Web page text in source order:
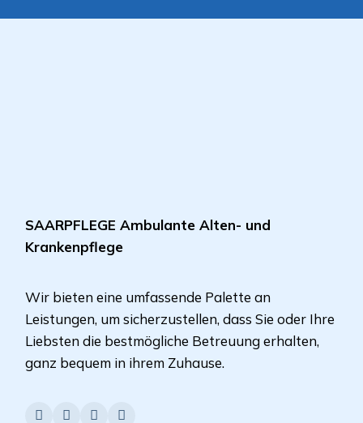
SAARPFLEGE Ambulante Alten- und
Krankenpflege
Wir bieten eine umfassende Palette an
Leistungen, um sicherzustellen, dass Sie oder Ihre
Liebsten die bestmögliche Betreuung erhalten,
ganz bequem in ihrem Zuhause.